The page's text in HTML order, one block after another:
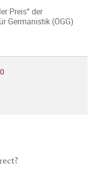
Preis“ der
Germanistik (ÖGG)